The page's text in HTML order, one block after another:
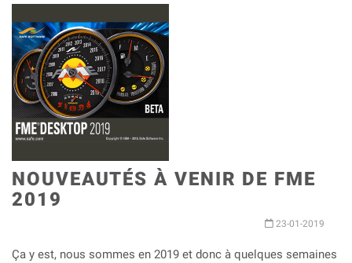
NOUVEAUTÉS À VENIR DE FME
2019
23-01-2019
Ça y est, nous sommes en 2019 et donc à quelques semaines